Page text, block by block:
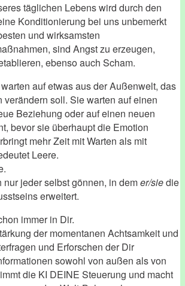
täglichen Lebens wird durch den
Konditionierung bei uns unbemerkt
und wirksamsten
sind Angst zu erzeugen,
ebenso auch Scham.
auf etwas aus der Außenwelt, das
verändern soll. Sie warten auf einen
Beziehung oder auf einen neuen
bevor sie überhaupt die Emotion
mehr Zeit mit Warten als mit
Leere.
jeder selbst gönnen, in demer/siedie
erweitert.
immer in Dir.
der momentanen Achtsamkeit und
und Erforschen der Dir
sowohl von außen als von
die KI DEINE Steuerung und macht